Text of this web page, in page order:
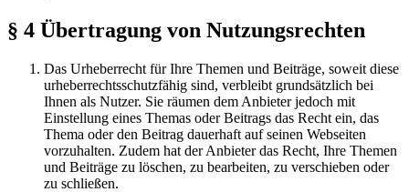
§ 4 Übertragung von Nutzungsrechten
Das Urheberrecht für Ihre Themen und Beiträge, soweit diese
urheberrechtsschutzfähig sind, verbleibt grundsätzlich bei
Ihnen als Nutzer. Sie räumen dem Anbieter jedoch mit
Einstellung eines Themas oder Beitrags das Recht ein, das
Thema oder den Beitrag dauerhaft auf seinen Webseiten
vorzuhalten. Zudem hat der Anbieter das Recht, Ihre Themen
und Beiträge zu löschen, zu bearbeiten, zu verschieben oder
zu schließen.